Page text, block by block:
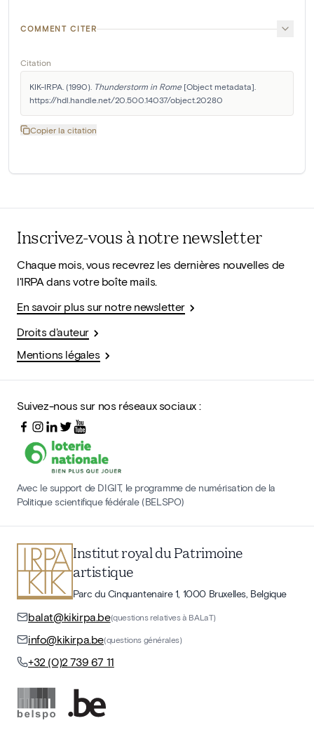
COMMENT CITER
Citation
KIK-IRPA. (1990). Thunderstorm in Rome [Object metadata].
https://hdl.handle.net/20.500.14037/object.20280
Copier la citation
Inscrivez-vous à notre newsletter
Chaque mois, vous recevrez les dernières nouvelles de
l'IRPA dans votre boîte mails.
En savoir plus sur notre newsletter
Droits d'auteur
Mentions légales
Suivez-nous sur nos réseaux sociaux :
Avec le support de DIGIT, le programme de numérisation de la
Politique scientifique fédérale (BELSPO)
Institut royal du Patrimoine
artistique
Parc du Cinquantenaire 1, 1000 Bruxelles, Belgique
balat@kikirpa.be(questions relatives à BALaT)
info@kikirpa.be(questions générales)
+32 (0)2 739 67 11